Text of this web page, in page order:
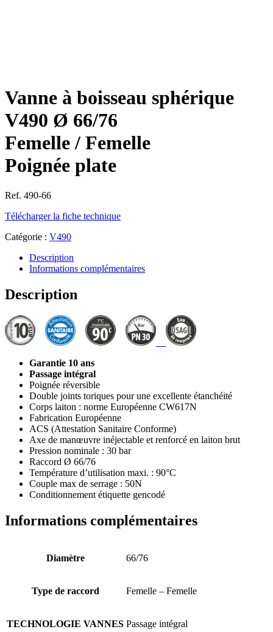
Vanne à boisseau sphérique
V490 Ø 66/76
Femelle / Femelle
Poignée plate
Ref. 490-66
Télécharger la fiche technique
Catégorie : V490
Description
Informations complémentaires
Description
Garantie 10 ans
Passage intégral
Poignée réversible
Double joints toriques pour une excellente étanchéité
Corps laiton : norme Européenne CW617N
Fabrication Européenne
ACS (Attestation Sanitaire Conforme)
Axe de manœuvre inéjectable et renforcé en laiton brut
Pression nominale : 30 bar
Raccord Ø 66/76
Température d’utilisation maxi. : 90°C
Couple max de serrage : 50N
Conditionnement étiquette gencodé
Informations complémentaires
Diamètre 66/76
Type de raccord Femelle – Femelle
TECHNOLOGIE VANNES Passage intégral